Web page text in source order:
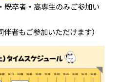
既卒者・高専生のみご参加い
者もご参加いただけます）